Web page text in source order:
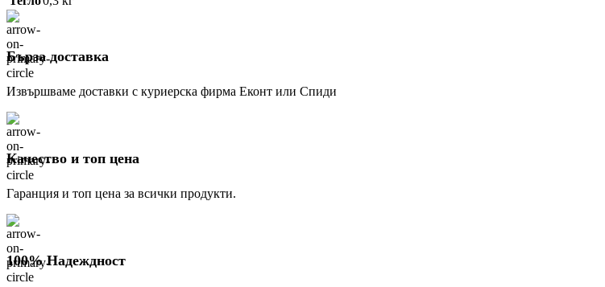
Бърза доставка
Извършваме доставки с куриерска фирма Еконт или Спиди
Качество и топ цена
Гаранция и топ цена за всички продукти.
100% Надеждност